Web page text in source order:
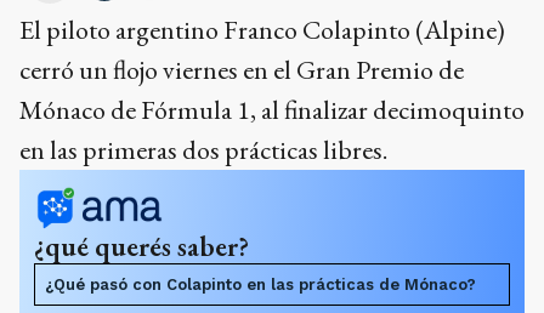
El piloto argentino Franco Colapinto (Alpine)
cerró un flojo viernes en el Gran Premio de
Mónaco de Fórmula 1, al finalizar decimoquinto
en las primeras dos prácticas libres.
¿qué querés saber?
¿Qué pasó con Colapinto en las prácticas de Mónaco?